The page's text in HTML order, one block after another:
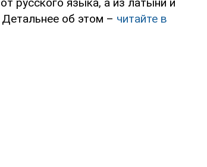
об этом – читайте в